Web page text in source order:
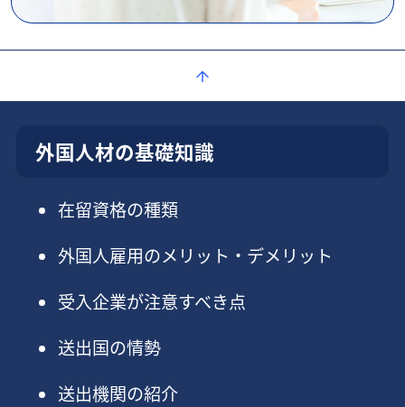
外国人材の基礎知識
在留資格の種類
外国人雇用のメリット・デメリット
受入企業が注意すべき点
送出国の情勢
送出機関の紹介